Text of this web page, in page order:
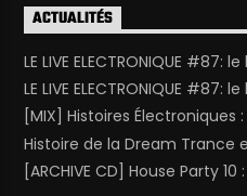
ACTUALITÉS
LE LIVE ELECTRONIQUE #87:
LE LIVE ELECTRONIQUE #87:
[MIX] Histoires Électroniques :
Histoire de la Dream Trance
[ARCHIVE CD] House Party